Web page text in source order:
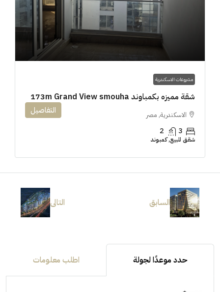
مشروعات الاسكندرية
شقة مميزه بكمباوند 173m Grand View smouha
الاسكندرية, مصر
3
2
شقق للبيع, كمبوند
التفاصيل
السابق التالى
حدد موعدًا لجولة اطلب معلومات